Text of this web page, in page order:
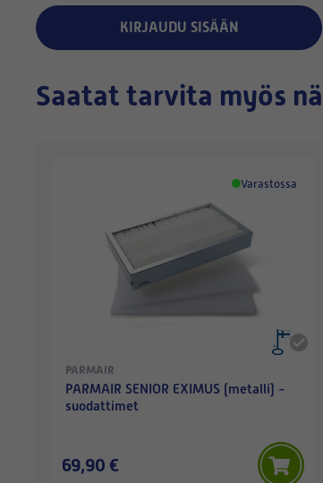
KIRJAUDU SISÄÄN
Saatat tarvita myös
Varastossa
PARMAIR
PARMAIR SENIOR EXIMUS (metalli) -
suodattimet
69,90 €